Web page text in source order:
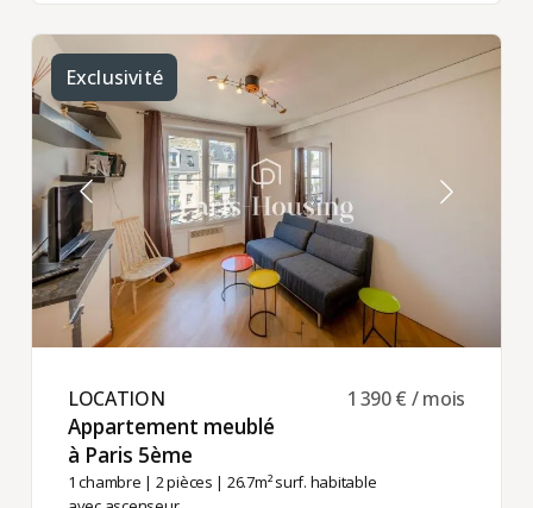
Exclusivité
LOCATION ​
Appartement meublé
à Paris 5ème ​
1 chambre | 2 pièces | 26.7m² surf. habitable
1 390 € / mois